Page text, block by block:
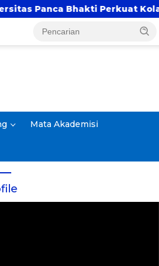
Bhakti Perkuat Kolaborasi
Mata Akademisi